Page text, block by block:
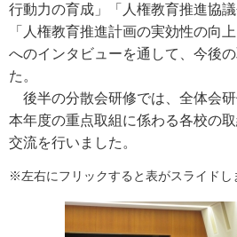
行動力の育成」「人権教育推進協議
「人権教育推進計画の実効性の向
へのインタビューを通して、今後
た。
後半の分散会研修では、全体会研
本年度の重点取組に係わる各校の
交流を行いました。
※左右にフリックすると表がスライドし